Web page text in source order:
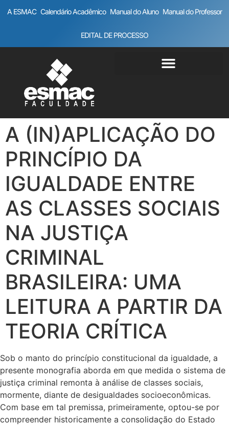
A ESMAC Calendário Acadêmico Manual do Aluno Manual do Professor
EDITAL DE PROCESSO
A (IN)APLICAÇÃO DO
PRINCÍPIO DA
IGUALDADE ENTRE
AS CLASSES SOCIAIS
NA JUSTIÇA
CRIMINAL
BRASILEIRA: UMA
LEITURA A PARTIR DA
TEORIA CRÍTICA
Sob o manto do princípio constitucional da igualdade, a
presente monografia aborda em que medida o sistema de
justiça criminal remonta à análise de classes sociais,
mormente, diante de desigualdades socioeconômicas.
Com base em tal premissa, primeiramente, optou-se por
compreender historicamente a consolidação do Estado